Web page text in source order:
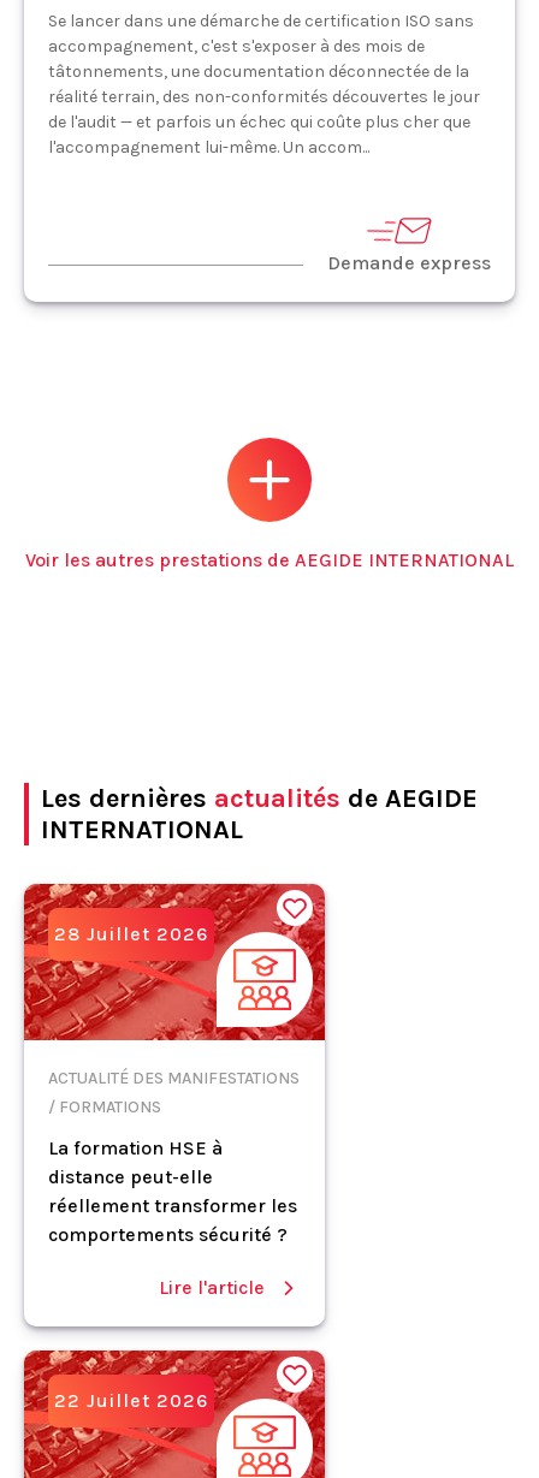
Se lancer dans une démarche de certification ISO sans
accompagnement, c'est s'exposer à des mois de
tâtonnements, une documentation déconnectée de la
réalité terrain, des non-conformités découvertes le jour
de l'audit — et parfois un échec qui coûte plus cher que
l'accompagnement lui-même. Un accom...
Demande express
Voir les autres prestations de AEGIDE INTERNATIONAL
Les dernières actualités de AEGIDE
INTERNATIONAL
28 Juillet 2026
ACTUALITÉ DES MANIFESTATIONS
/ FORMATIONS
La formation HSE à
distance peut-elle
réellement transformer les
comportements sécurité ?
Lire l'article
22 Juillet 2026